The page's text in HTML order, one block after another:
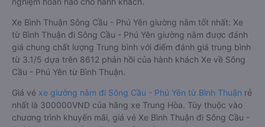
cầu di chuyển của hành khách. Bên cạnh đó, các hãng xe
khách Bình Thuận Sông Cầu - Phú Yên luôn chú trọng đến
chất lượng dịch vụ, không ngừng cải thiện để mang đến trải
nghiệm hoàn hảo cho hành khách.
Xe Bình Thuận Sông Cầu - Phú Yên giường nằm tốt nhất: Xe
từ Bình Thuận đi Sông Cầu - Phú Yên giường nằm được đánh
giá chung chất lượng Trung bình với điểm đánh giá trung bình
từ 3.1/5 dựa trên 8612 phản hồi của hành khách Xe về Sông
Cầu - Phú Yên từ Bình Thuận.